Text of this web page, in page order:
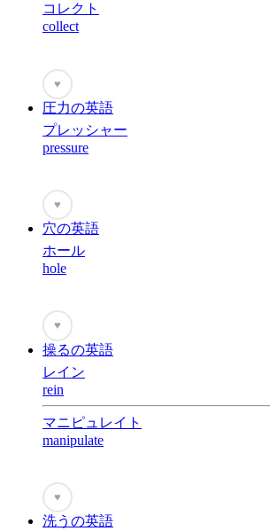
コレクト
collect
♥
圧力の英語
プレッシャー
pressure
♥
穴の英語
ホール
hole
♥
操るの英語
レイン
rein
マニピュレイト
manipulate
♥
洗うの英語